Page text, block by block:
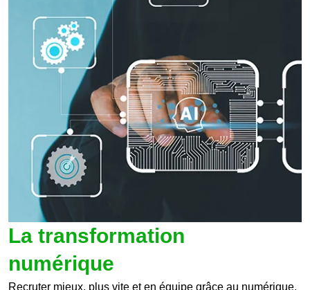
La transformation
numérique
Recruter mieux, plus vite et en équipe grâce au numérique.